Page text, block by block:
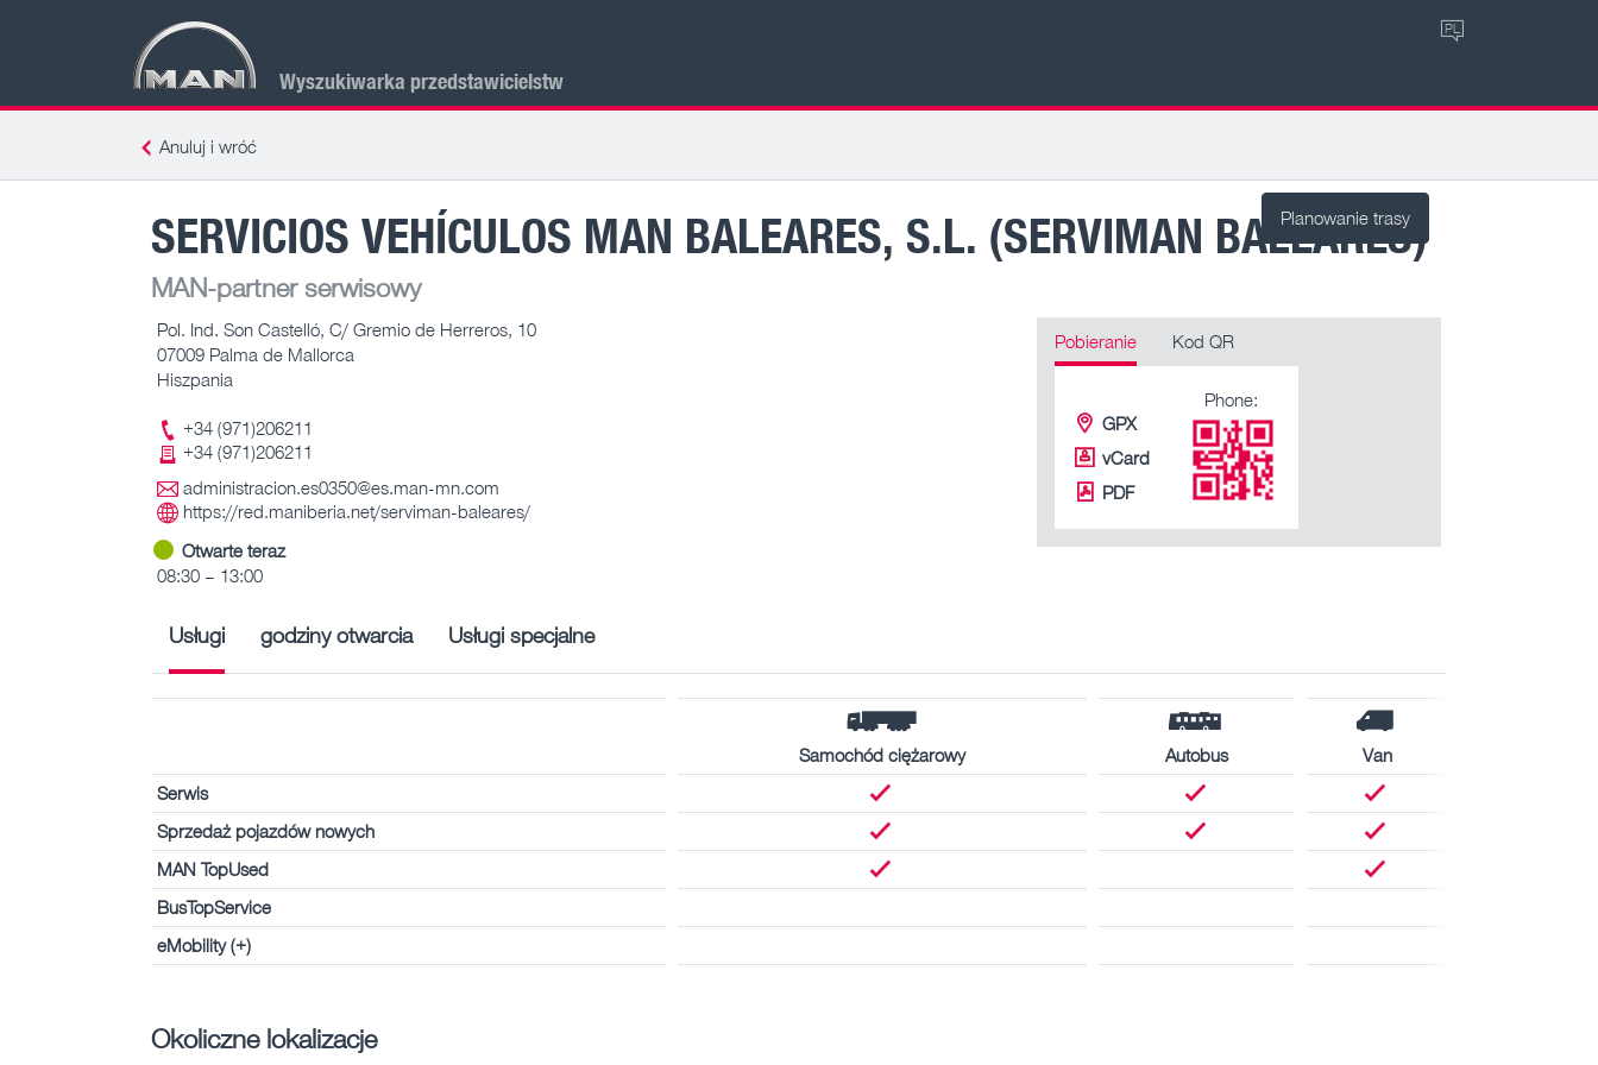
Wyszukiwarka przedstawicielstw
PL
Anuluj i wróć
Planowanie trasy
SERVICIOS VEHÍCULOS MAN BALEARES, S.L. (SERVIMAN BALEARES)
MAN-partner serwisowy
Pol. Ind. Son Castelló, C/ Gremio de Herreros, 10
07009 Palma de Mallorca
Hiszpania
+34 (971)206211
+34 (971)206211
administracion.es0350@es.man-mn.com
https://red.maniberia.net/serviman-baleares/
Otwarte teraz
08:30 – 13:00
Pobieranie Kod QR
GPX
vCard
PDF
Phone:
Usługi godziny otwarcia Usługi specjalne
Samochód ciężarowy Autobus
Van
Serwis
Sprzedaż pojazdów nowych
MAN TopUsed
BusTopService
eMobility (+)
Okoliczne lokalizacje